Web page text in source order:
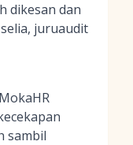
dikesan dan
juruaudit
sambil